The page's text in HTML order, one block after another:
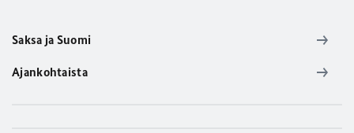
Saksa ja Suomi
Ajankohtaista